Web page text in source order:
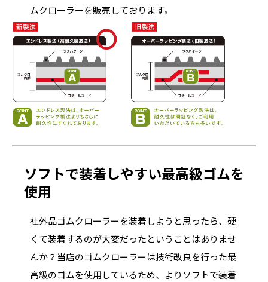
ムクローラーを販売しております。
ソフトで装着しやすい最高級ゴムを
使用
社外品ゴムクローラーを装着しようと思ったら、硬
くて装着するのが大変だったということはありませ
んか？当店のゴムクローラーは技術改良を行った最
高級のゴムを使用しているため、よりソフトで装着